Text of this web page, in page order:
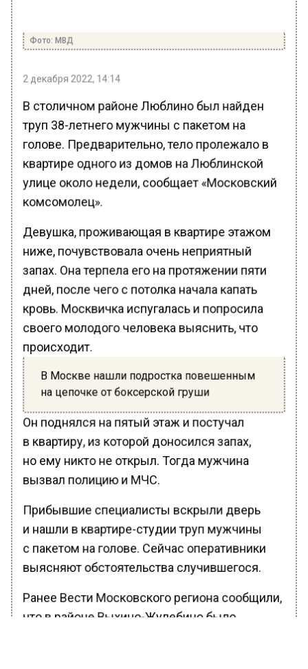
Фото: МВД
2 декабря 2022, 14:14
В столичном районе Люблино был найден
труп 38-летнего мужчины с пакетом на
голове. Предварительно, тело пролежало в
квартире одного из домов на Люблинской
улице около недели, сообщает «Московский
комсомолец».
Девушка, проживающая в квартире этажом
ниже, почувствовала очень неприятный
запах. Она терпела его на протяжении пяти
дней, после чего с потолка начала капать
кровь. Москвичка испугалась и попросила
своего молодого человека выяснить, что
происходит.
В Москве нашли подростка повешенным
на цепочке от боксерской груши
Он поднялся на пятый этаж и постучал
в квартиру, из которой доносился запах,
но ему никто не открыл. Тогда мужчина
вызвал полицию и МЧС.
Прибывшие специалисты вскрыли дверь
и нашли в квартире-студии труп мужчины
с пакетом на голове. Сейчас оперативники
выясняют обстоятельства случившегося.
Ранее Вести Московского региона сообщили,
что в районе Выхино-Жулебино было